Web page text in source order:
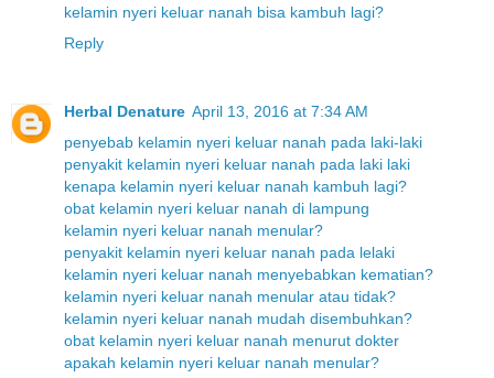
kelamin nyeri keluar nanah bisa kambuh lagi?
Reply
Herbal Denature April 13, 2016 at 7:34 AM
penyebab kelamin nyeri keluar nanah pada laki-laki
penyakit kelamin nyeri keluar nanah pada laki laki
kenapa kelamin nyeri keluar nanah kambuh lagi?
obat kelamin nyeri keluar nanah di lampung
kelamin nyeri keluar nanah menular?
penyakit kelamin nyeri keluar nanah pada lelaki
kelamin nyeri keluar nanah menyebabkan kematian?
kelamin nyeri keluar nanah menular atau tidak?
kelamin nyeri keluar nanah mudah disembuhkan?
obat kelamin nyeri keluar nanah menurut dokter
apakah kelamin nyeri keluar nanah menular?